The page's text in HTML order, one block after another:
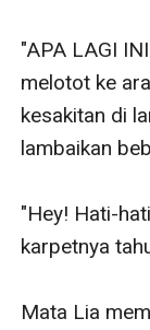
"APA LAGI
melotot ke
kesakitan di
lambaikan
"Hey! Hati-
karpetnya
Mata Lia